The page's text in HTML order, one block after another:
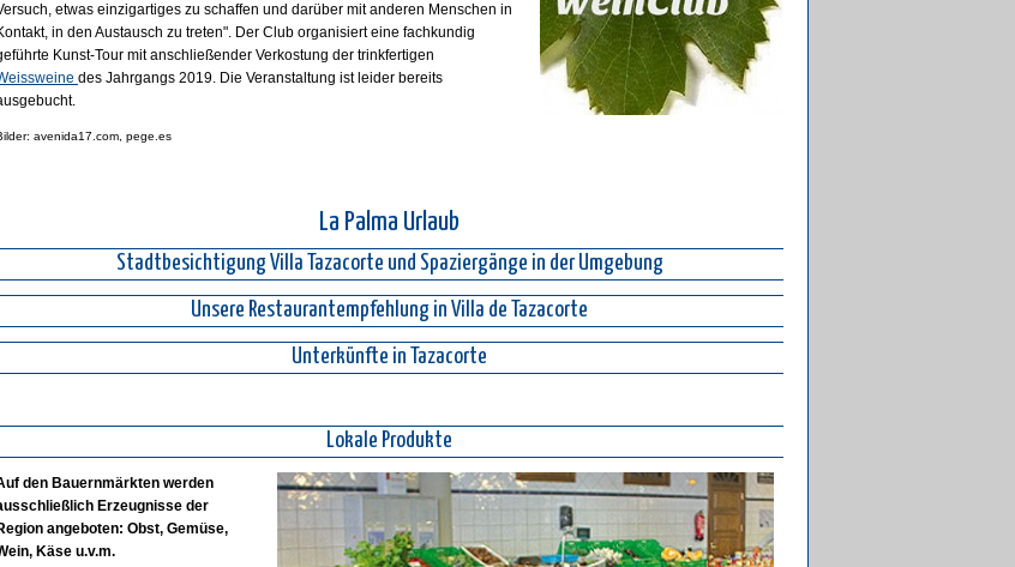
etwas einzigartiges zu schaffen und darüber mit anderen Menschen in
in den Austausch zu treten". Der Club organisiert eine fachkundig
Kunst-Tour mit anschließender Verkostung der trinkfertigen
des Jahrgangs 2019. Die Veranstaltung ist leider bereits
avenida17.com, pege.es
La Palma Urlaub
Stadtbesichtigung Villa Tazacorte und Spaziergänge in der Umgebung
Unsere Restaurantempfehlung in Villa de Tazacorte
Unterkünfte in Tazacorte
Lokale Produkte
den Bauernmärkten werden
Erzeugnisse der
angeboten: Obst, Gemüse,
Käse u.v.m.